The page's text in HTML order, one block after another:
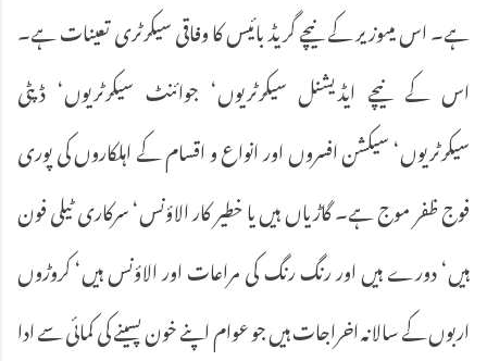
ہے۔ اس میںوزیر کے نیچے گریڈ بائیس کا وفاقی سیکرٹری تعینات ہے۔
اس کے نیچے ایڈیشنل سیکرٹریوں‘ جوائنٹ سیکرٹریوں‘ ڈپٹی
سیکرٹریوں‘ سیکشن افسروں اور انواع و اقسام کے اہلکاروں کی پوری
فوج ظفر موج ہے۔ گاڑیاں ہیں یا خطیر کار الاؤنس‘ سرکاری ٹیلی فون
ہیں‘ دورے ہیں اور رنگ رنگ کی مراعات اور الاؤنس ہیں‘ کروڑوں
اربوں کے سالانہ اخراجات ہیں جو عوام اپنے خون پسینے کی کمائی سے ادا